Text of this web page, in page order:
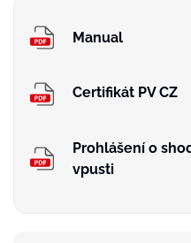
Manual
Certifikát PV CZ
Prohlášení o
vpusti